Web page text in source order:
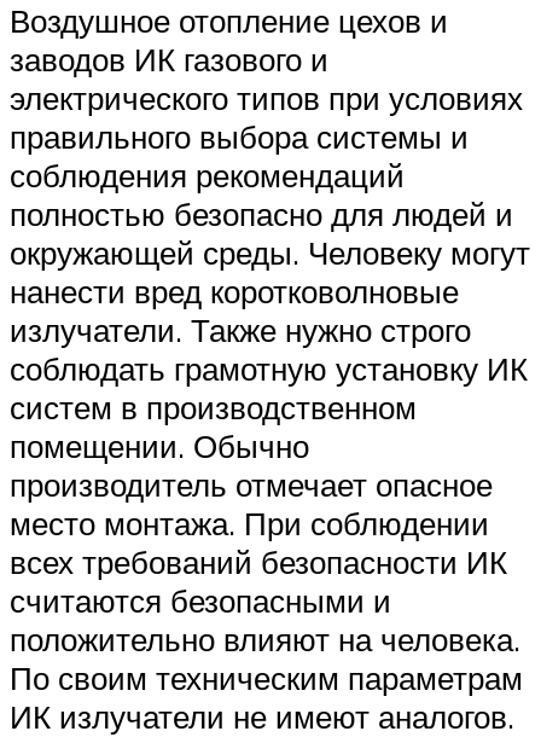
Воздушное отопление цехов и
заводов ИК газового и
электрического типов при условиях
правильного выбора системы и
соблюдения рекомендаций
полностью безопасно для людей и
окружающей среды. Человеку могут
нанести вред коротковолновые
излучатели. Также нужно строго
соблюдать грамотную установку ИК
систем в производственном
помещении. Обычно
производитель отмечает опасное
место монтажа. При соблюдении
всех требований безопасности ИК
считаются безопасными и
положительно влияют на человека.
По своим техническим параметрам
ИК излучатели не имеют аналогов.